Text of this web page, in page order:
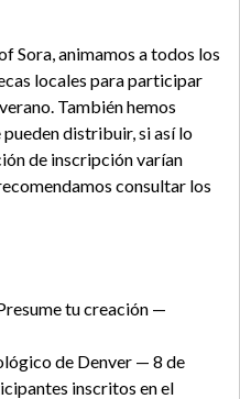
Sora, animamos a todos los
locales para participar
También hemos
distribuir, si así lo
de inscripción varían
consultar los
tu creación —
de Denver — 8 de
inscritos en el